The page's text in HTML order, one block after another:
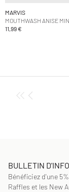
MARVIS
MOUTHWASH ANISE
11,99 €
BULLETIN
Bénéficiez d'une
Raffles et les New